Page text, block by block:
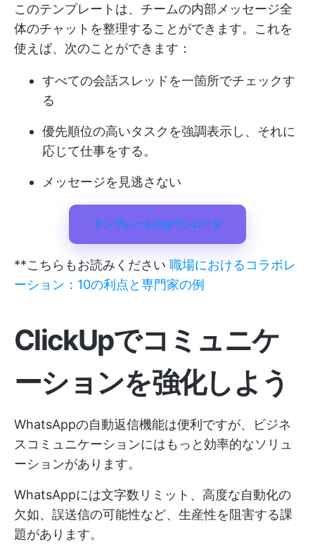
このテンプレートは、チームの内部メッセージ全
体のチャットを整理することができます。これを
使えば、次のことができます：
すべての会話スレッドを一箇所でチェックす
る
優先順位の高いタスクを強調表示し、それに
応じて仕事をする。
メッセージを見逃さない
テンプレートのダウンロード
**こちらもお読みください 職場におけるコラボレ
ーション：10の利点と専門家の例
ClickUpでコミュニケ
ーションを強化しよう
WhatsAppの自動返信機能は便利ですが、ビジネ
スコミュニケーションにはもっと効率的なソリュ
ーションがあります。
WhatsAppには文字数リミット、高度な自動化の
欠如、誤送信の可能性など、生産性を阻害する課
題があります。